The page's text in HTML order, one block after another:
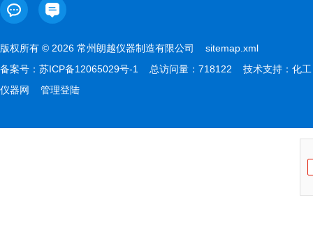
版权所有 © 2026 常州朗越仪器制造有限公司 sitemap.xml
备案号： 苏ICP备12065029号-1 总访问量：718122 技术支持： 化工
仪器网
管理登陆